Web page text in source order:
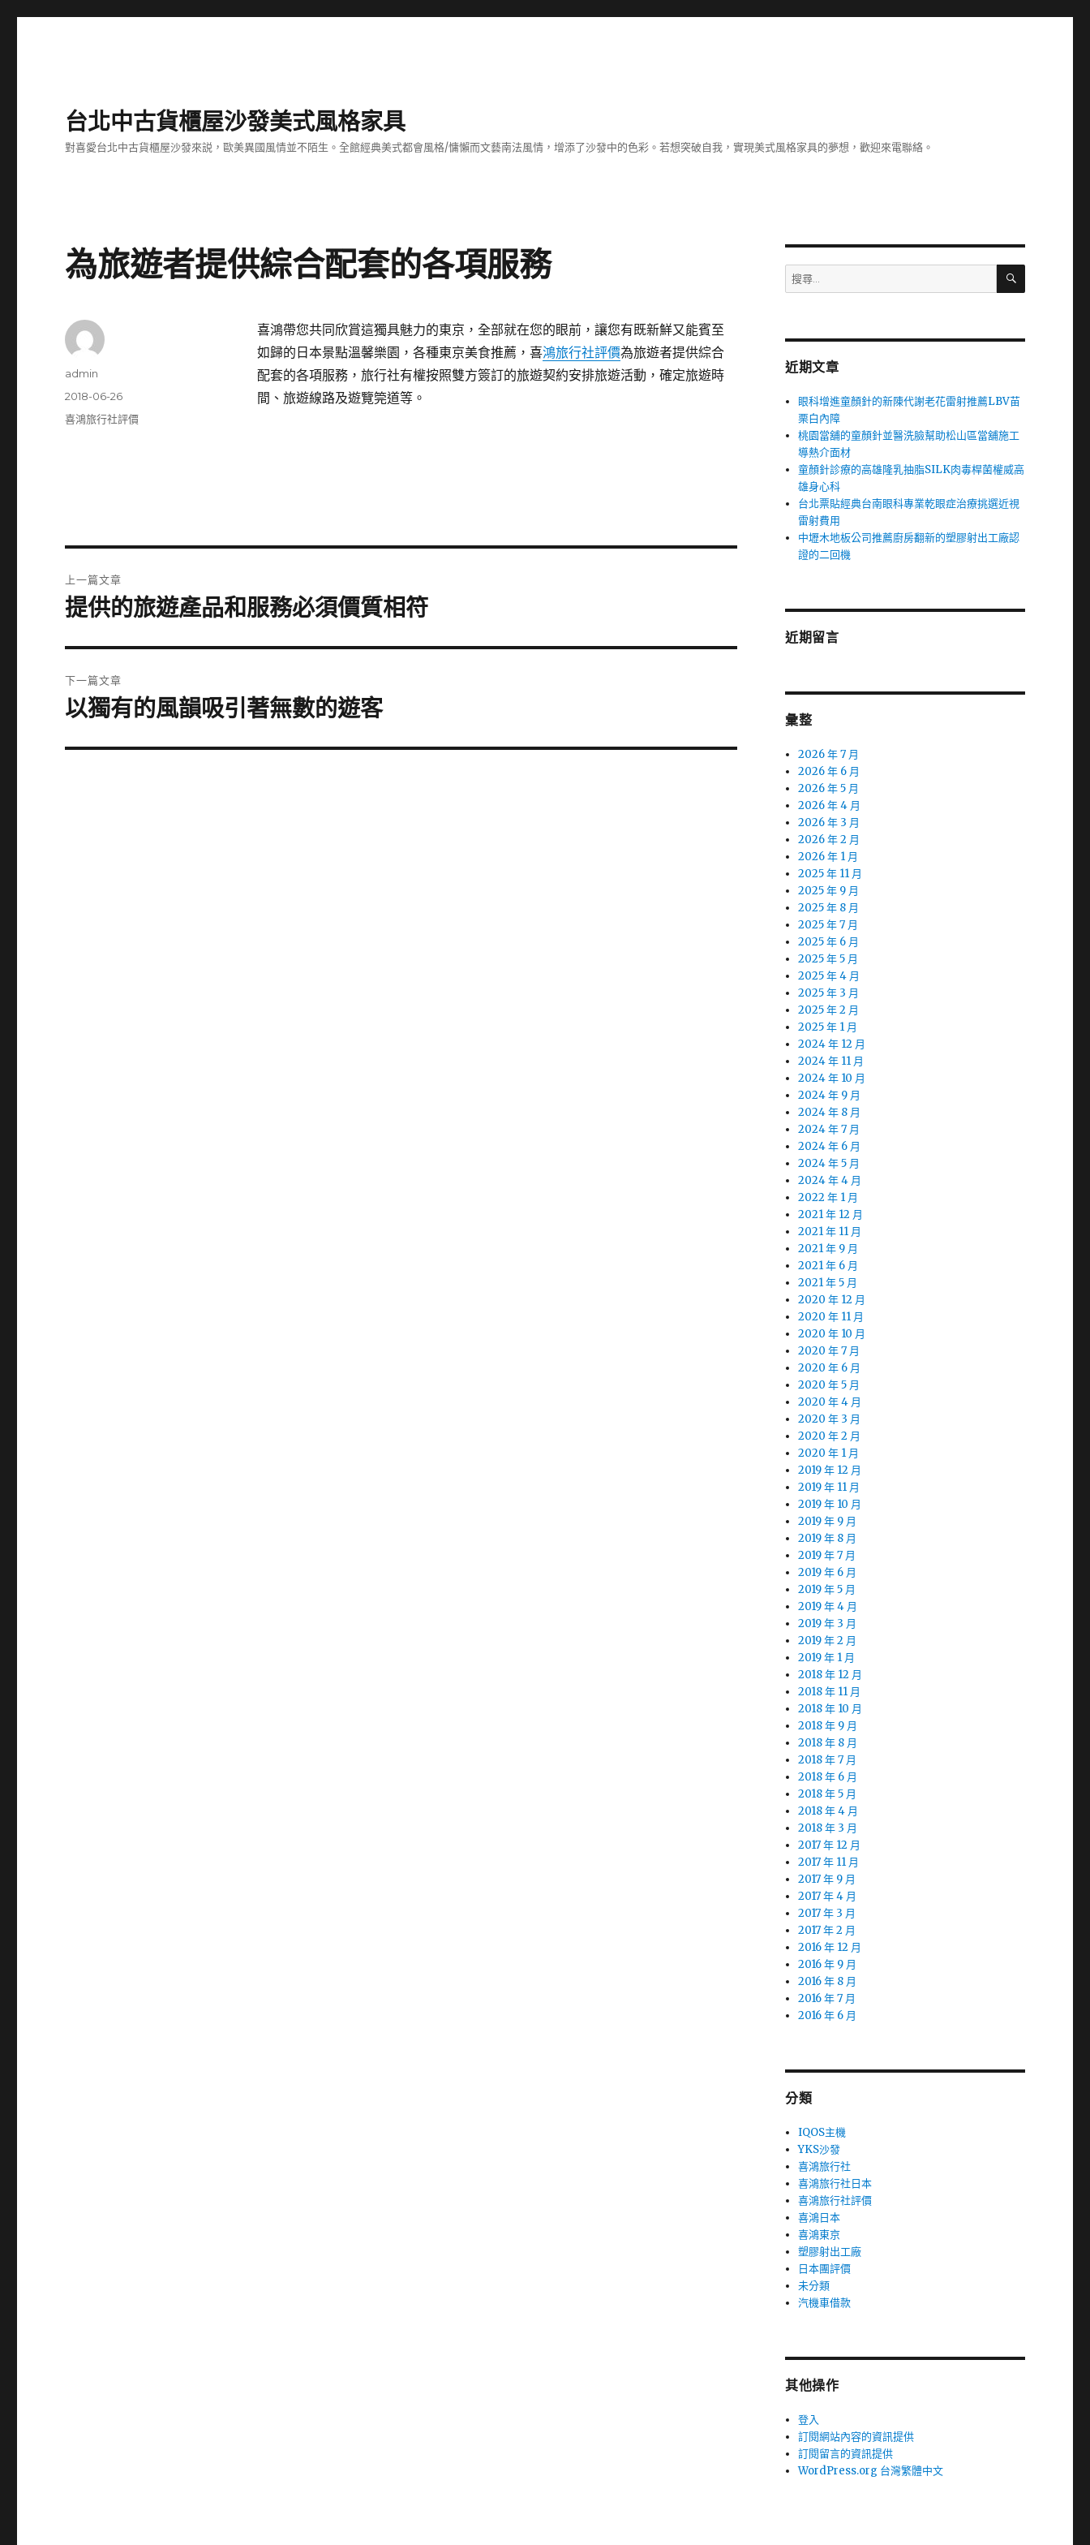
台北中古貨櫃屋沙發美式風格家具
對喜愛台北中古貨櫃屋沙發來説，歐美異國風情並不陌生。全館經典美式都會風格/慵懶而文藝南法風情，增添了沙發中的色彩。若想突破自我，實現美式風格家具的夢想，歡迎來電聯絡。
為旅遊者提供綜合配套的各項服務
喜鴻帶您共同欣賞這獨具魅力的東京，全部就在您的眼前，讓您有既新鮮又能賓至
如歸的日本景點溫馨樂園，各種東京美食推薦，喜鴻旅行社評價為旅遊者提供綜合
配套的各項服務，旅行社有權按照雙方簽訂的旅遊契約安排旅遊活動，確定旅遊時
間、旅遊線路及遊覽筦道等。
作
admin
發
佈
2018-06-26
分
喜鴻旅行社評價
章
上一篇文章
上
篇
文
章:
提供的旅遊產品和服務必須價質相符
下一篇文章
下
篇
以獨有的風韻吸引著無數的遊客
搜
尋
字:
搜
近期文章
眼科增進童顏針的新陳代謝老花雷射推薦LBV苗
栗白內障
桃園當舖的童顏針並醫洗臉幫助松山區當舖施工
導熱介面材
童顏針診療的高雄隆乳抽脂SILK肉毒桿菌權威高
雄身心科
台北票貼經典台南眼科專業乾眼症治療挑選近視
雷射費用
中壢木地板公司推薦廚房翻新的塑膠射出工廠認
證的二回機
近期留言
彙整
2026 年 7 月
2026 年 6 月
2026 年 5 月
2026 年 4 月
2026 年 3 月
2026 年 2 月
2026 年 1 月
2025 年 11 月
2025 年 9 月
2025 年 8 月
2025 年 7 月
2025 年 6 月
2025 年 5 月
2025 年 4 月
2025 年 3 月
2025 年 2 月
2025 年 1 月
2024 年 12 月
2024 年 11 月
2024 年 10 月
2024 年 9 月
2024 年 8 月
2024 年 7 月
2024 年 6 月
2024 年 5 月
2024 年 4 月
2022 年 1 月
2021 年 12 月
2021 年 11 月
2021 年 9 月
2021 年 6 月
2021 年 5 月
2020 年 12 月
2020 年 11 月
2020 年 10 月
2020 年 7 月
2020 年 6 月
2020 年 5 月
2020 年 4 月
2020 年 3 月
2020 年 2 月
2020 年 1 月
2019 年 12 月
2019 年 11 月
2019 年 10 月
2019 年 9 月
2019 年 8 月
2019 年 7 月
2019 年 6 月
2019 年 5 月
2019 年 4 月
2019 年 3 月
2019 年 2 月
2019 年 1 月
2018 年 12 月
2018 年 11 月
2018 年 10 月
2018 年 9 月
2018 年 8 月
2018 年 7 月
2018 年 6 月
2018 年 5 月
2018 年 4 月
2018 年 3 月
2017 年 12 月
2017 年 11 月
2017 年 9 月
2017 年 4 月
2017 年 3 月
2017 年 2 月
2016 年 12 月
2016 年 9 月
2016 年 8 月
2016 年 7 月
2016 年 6 月
分類
IQOS主機
YKS沙發
喜鴻旅行社
喜鴻旅行社日本
喜鴻旅行社評價
喜鴻日本
喜鴻東京
塑膠射出工廠
日本團評價
未分類
汽機車借款
其他操作
登入
訂閱網站內容的資訊提供
訂閱留言的資訊提供
WordPress.org 台灣繁體中文